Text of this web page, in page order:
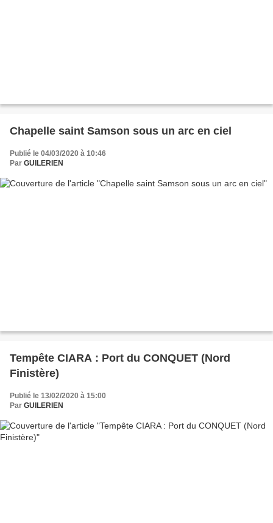
Chapelle saint Samson sous un arc en ciel
Publié le 04/03/2020 à 10:46
Par GUILERIEN
Tempête CIARA : Port du CONQUET (Nord
Finistère)
Publié le 13/02/2020 à 15:00
Par GUILERIEN